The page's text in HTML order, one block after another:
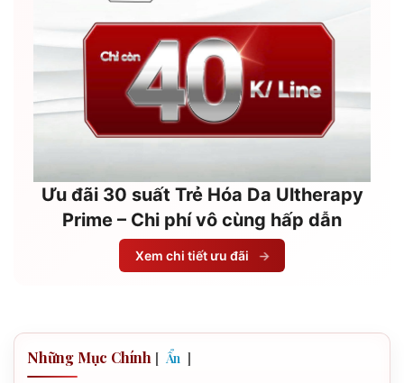
Ưu đãi 30 suất Trẻ Hóa Da Ultherapy
Prime – Chi phí vô cùng hấp dẫn
Xem chi tiết ưu đãi →
Những Mục Chính [ Ẩn ]